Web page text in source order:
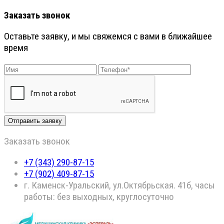
Заказать звонок
Оставьте заявку, и мы свяжемся с вами в ближайшее
время
Заказать звонок
+7 (343) 290-87-15
+7 (902) 409-87-15
г. Каменск-Уральский, ул.Октябрьская. 41б, часы
работы: без выходных, круглосуточно